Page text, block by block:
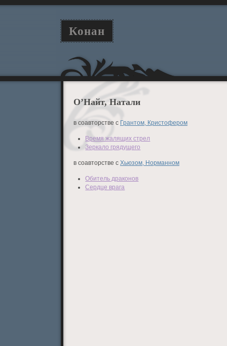
Конан
О’Найт, Натали
в соавторстве с Грантом, Кристофером
Время жалящих стрел
Зеркало грядущего
в соавторстве с Хьюзом, Норманном
Обитель драконов
Сердце врага